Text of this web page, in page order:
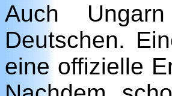
Auch
Deutschen.
eine offizielle